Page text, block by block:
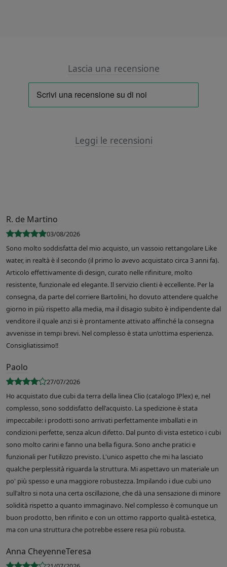
Lascia una recensione
Leggi le recensioni
R. de Martino
03/08/2026
Sono molto soddisfatta del mio acquisto, un vassoio rettangolare Like
water, in realtà è il secondo (il primo lo avevo acquistato circa 3 anni fa).
Articolo effettivamente di design, curato nelle rifiniture, molto
resistente, funzionale ed elegante. Il servizio clienti è eccellente. Per la
consegna, da parte del corriere Bartolini, ho dovuto attendere qualche
giorno in più rispetto alla media, ma il disagio subito è indipendente dal
venditore il quale anzi si è prontamente attivato affinché la consegna
avvenisse in tempi brevi. Nel complesso è stata un’ottima esperienza.
Consigliatissimo!!
Paolo
27/07/2026
Ho acquistato due cubi da terra della linea Clio (catalogo IPlex) e, nel
complesso, sono soddisfatto dell'acquisto. La spedizione è stata
impeccabile: i prodotti sono arrivati perfettamente imballati e in
condizioni perfette, senza alcun difetto. Dal punto di vista estetico i cubi
sono molto carini e fanno una bella figura. Sono anche pratici e
funzionali per l'utilizzo previsto. L'unico aspetto che mi ha lasciato
qualche perplessità riguarda la struttura. Mi aspettavo un materiale un
po' più spesso e una maggiore robustezza. Impilando i due cubi uno
sull'altro si nota una certa oscillazione, che dà una sensazione di minore
solidità rispetto a quanto immaginavo. Nel complesso è comunque un
buon prodotto, ben rifinito e con un ottimo rapporto qualità-estetica,
ma con una struttura che potrebbe essere resa più robusta.
Anna CheyenneTeresa